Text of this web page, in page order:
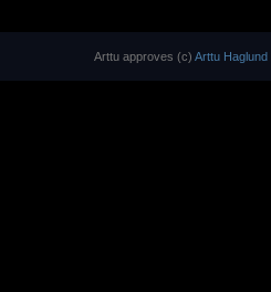
Arttu approves (c) Arttu Haglund